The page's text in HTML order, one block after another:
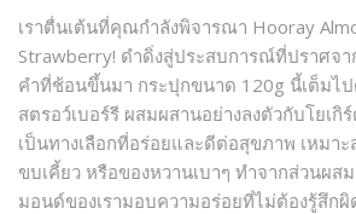
เราตื่นเต้นที่คุณกำลังพิจารณา Hooray
Strawberry! ดำดิ่งสู่ประสบการณ์ที่ปราศจ
คำที่ช้อนขึ้นมา กระปุกขนาด 120g นี้เต็มไ
สตรอว์เบอร์รี ผสมผสานอย่างลงตัวกับโยเ
เป็นทางเลือกที่อร่อยและดีต่อสุขภาพ เหมา
ขบเคี้ยว หรือของหวานเบาๆ ทำจากส่วนผส
มอนด์ของเรามอบความอร่อยที่ไม่ต้องรู้สึกผิ